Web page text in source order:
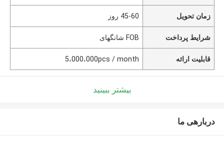
زمان تحویل 45-60 روز
شرایط پرداخت FOB شانگهای
قابلیت ارائه 5،000،000pcs / month
بیشتر ببینید
دربارهی ما